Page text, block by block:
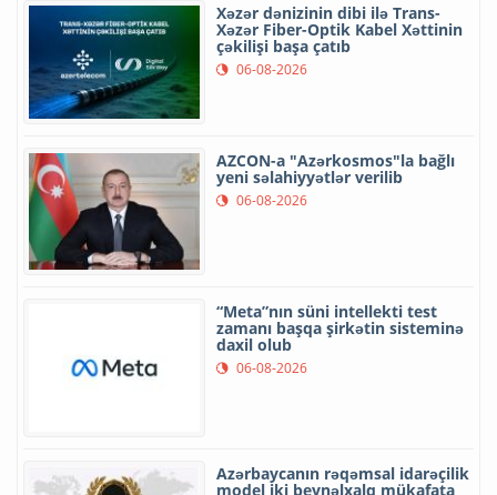
Xəzər dənizinin dibi ilə Trans-
Xəzər Fiber-Optik Kabel Xəttinin
çəkilişi başa çatıb
06-08-2026
AZCON-a "Azərkosmos"la bağlı
yeni səlahiyyətlər verilib
06-08-2026
“Meta”nın süni intellekti test
zamanı başqa şirkətin sisteminə
daxil olub
06-08-2026
Azərbaycanın rəqəmsal idarəçilik
model iki beynəlxalq mükafata